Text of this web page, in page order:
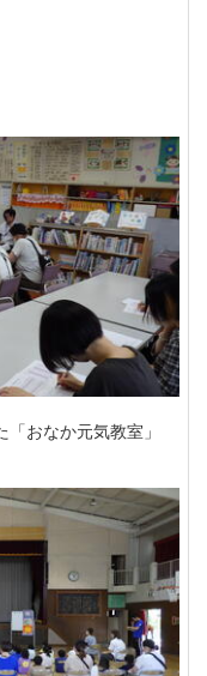
おなか元気教室」